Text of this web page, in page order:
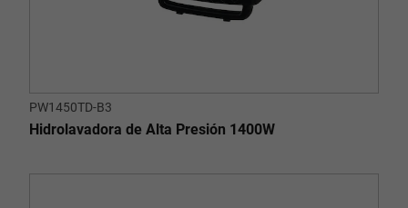
PW1450TD-B3
Hidrolavadora de Alta Presión 1400W